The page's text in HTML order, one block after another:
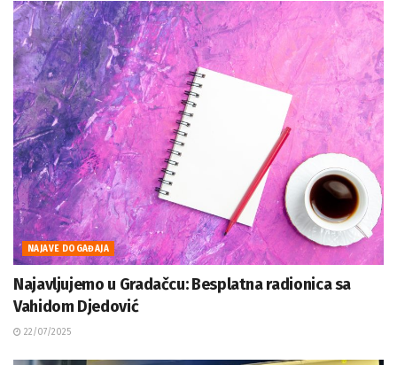
NAJAVE DOGAĐAJA
Najavljujemo u Gradačcu: Besplatna radionica sa
Vahidom Djedović
22/07/2025